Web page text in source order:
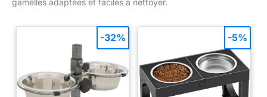
-32% -5%